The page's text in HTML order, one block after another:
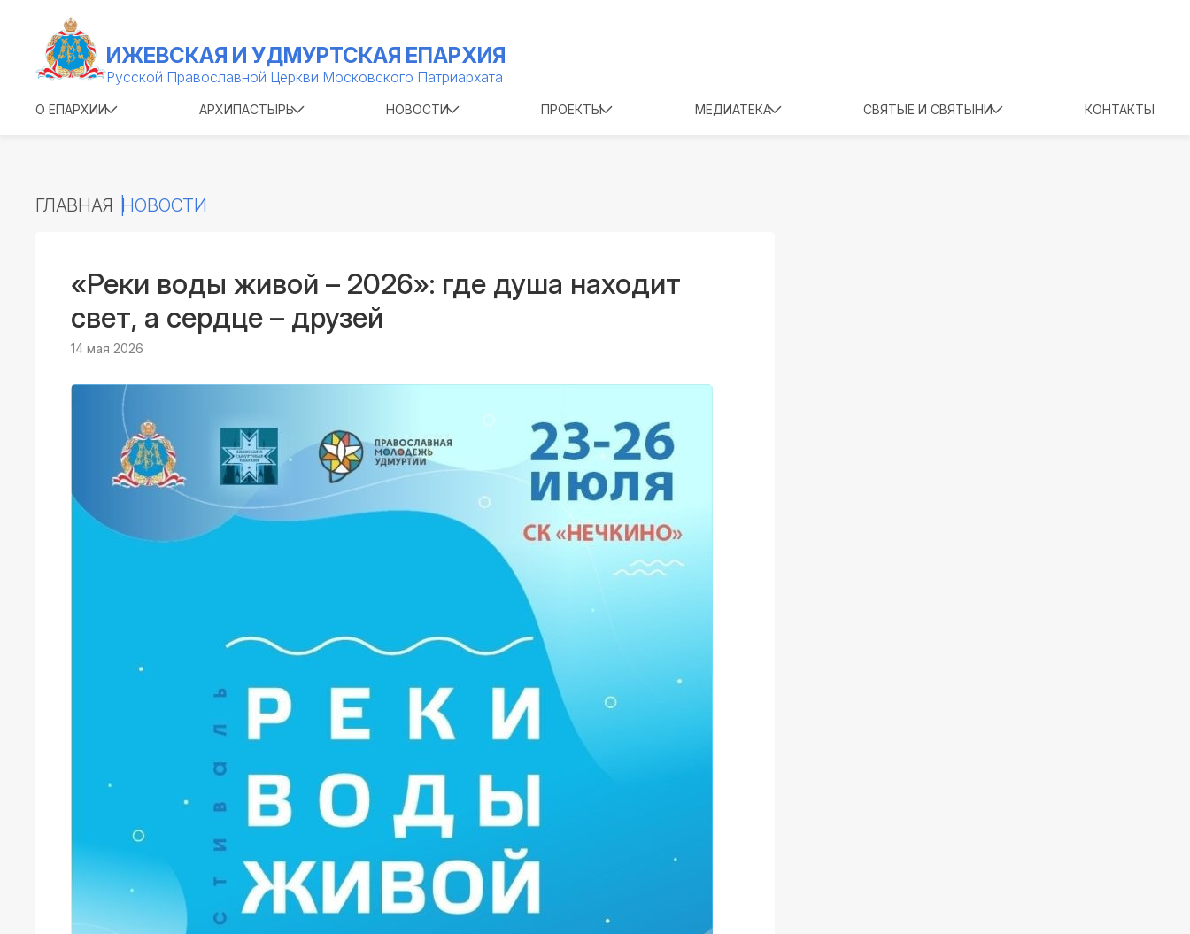
ИЖЕВСКАЯ И УДМУРТСКАЯ ЕПАРХИЯ
Русской Православной Церкви Московского Патриархата
О ЕПАРХИИ АРХИПАСТЫРЬ НОВОСТИ ПРОЕКТЫ МЕДИАТЕКА СВЯТЫЕ И СВЯТЫНИ КОНТАКТЫ
ГЛАВНАЯ НОВОСТИ
«Реки воды живой – 2026»: где душа находит
свет, а сердце – друзей
14 мая 2026